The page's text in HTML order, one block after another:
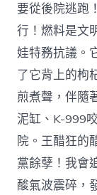
要從後院逃跑
行！燃料是文
娃特務抗議。
了它背上的枸
煎煮聲，伴隨
泥缸、K-999
院。王醋狂的
黨餘孽！我會
酸氣波震碎，